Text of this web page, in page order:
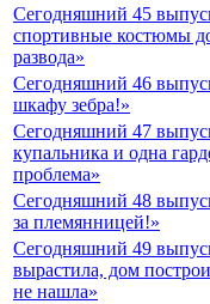
Сегодняшний 45
спортивные костюмы
развода»
Сегодняшний 46
шкафу зебра!»
Сегодняшний 47
купальника и одна
проблема»
Сегодняшний 48
за племянницей!»
Сегодняшний 49
вырастила, дом
не нашла»